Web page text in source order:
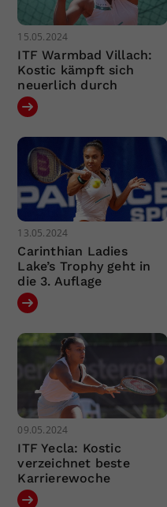
15.05.2024
ITF Warmbad Villach:
Kostic kämpft sich
neuerlich durch
13.05.2024
Carinthian Ladies
Lake’s Trophy geht in
die 3. Auflage
09.05.2024
ITF Yecla: Kostic
verzeichnet beste
Karrierewoche